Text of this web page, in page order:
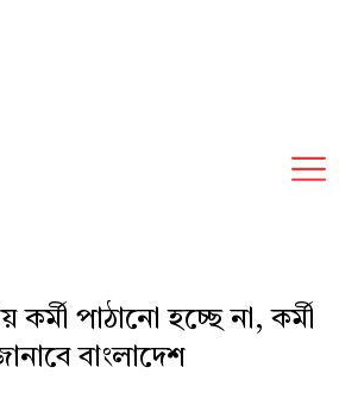
পাঠানো হচ্ছে না, কর্মী
বাংলাদেশ